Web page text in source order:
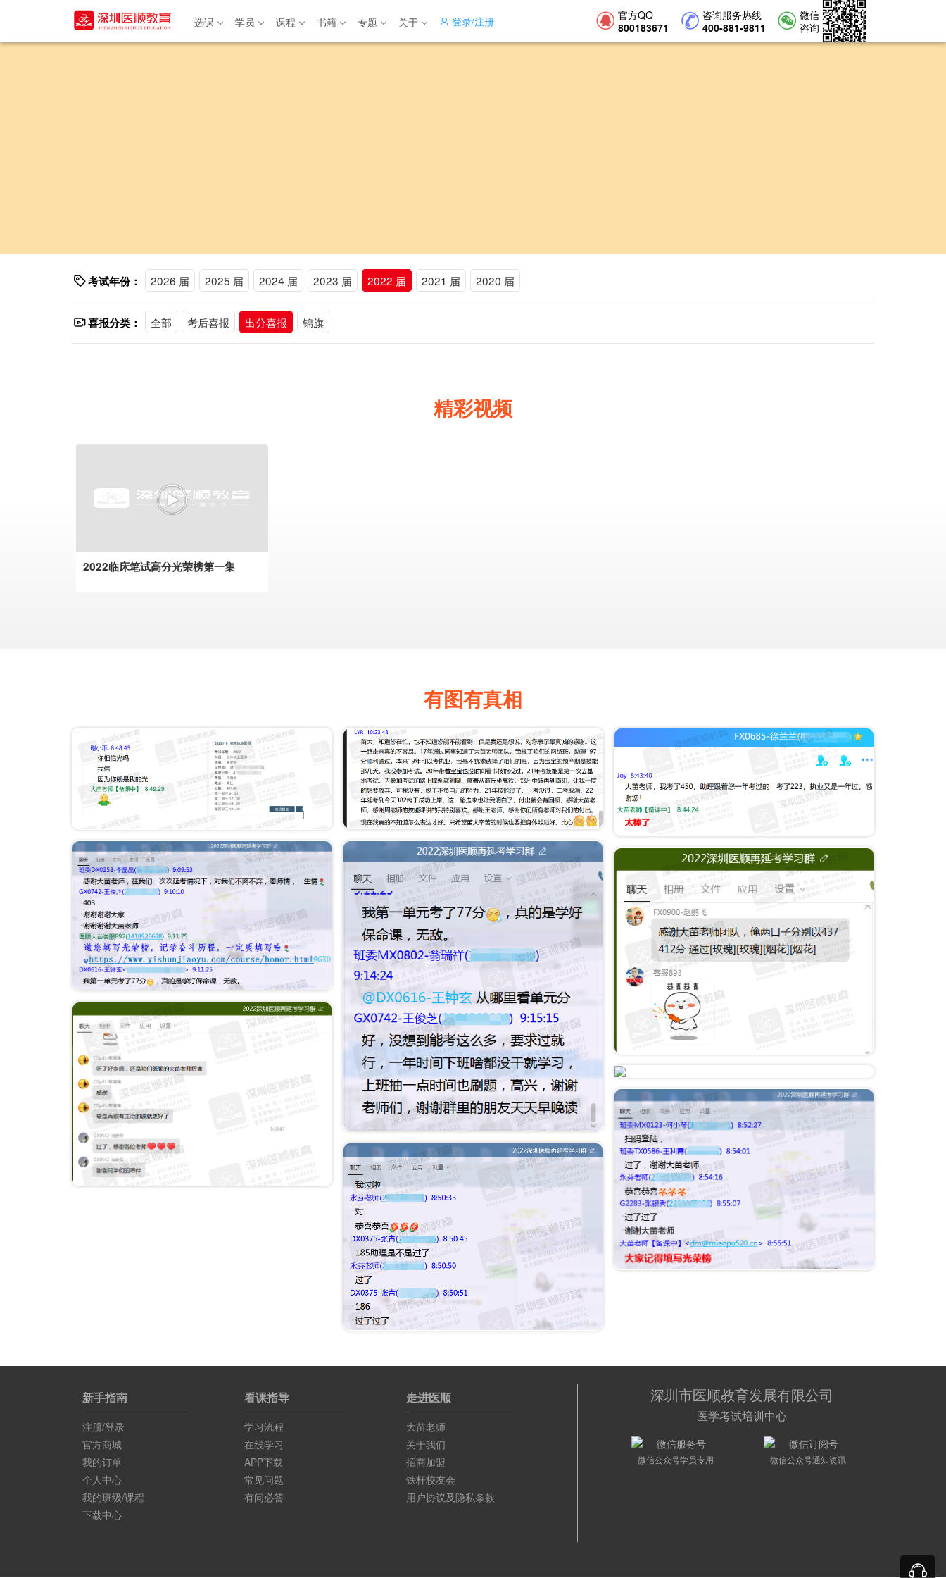
登录/注册
关闭导航
选课 学员 课程 书籍 专题 关于 登录/注册
官方QQ
800183671
咨询服务热线
400-881-9811
微信
咨询
考试年份： 2026 届 2025 届 2024 届 2023 届 2022 届 2021 届 2020 届
喜报分类： 全部 考后喜报 出分喜报 锦旗
精彩视频
2022临床笔试高分光荣榜第一集
有图有真相
新手指南
注册/登录
官方商城
我的订单
个人中心
我的班级/课程
下载中心
看课指导
学习流程
在线学习
APP下载
常见问题
有问必答
走进医顺
大苗老师
关于我们
招商加盟
铁杆校友会
用户协议及隐私条款
深圳市医顺教育发展有限公司
医学考试培训中心
微信公众号学员专用 微信公众号通知资讯